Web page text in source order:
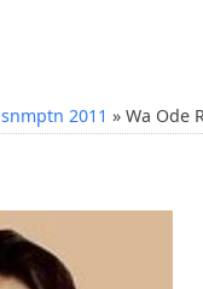
snmptn 2011 » Wa Ode